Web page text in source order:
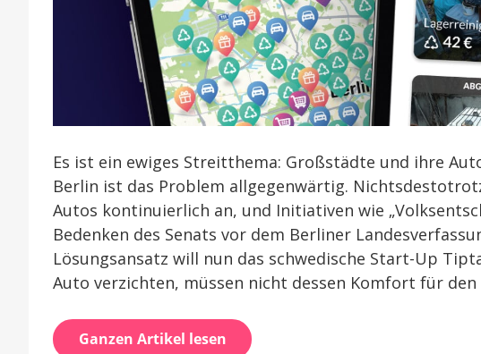
Es ist ein ewiges Streitthema: Großstädte und ihre
Berlin ist das Problem allgegenwärtig.
Autos kontinuierlich an, und Initiativen wie
Bedenken des Senats vor dem Berliner
Lösungsansatz will nun das schwedische Start-Up
Auto verzichten, müssen nicht dessen Komfort für
Ganzen Artikel lesen